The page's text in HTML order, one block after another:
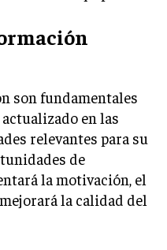
Enfocada en la gestión
resaltar historias de éxito
Me fascina la jardinería,
son fundamentales
en las
relevantes para su
de
la motivación, el
la calidad del